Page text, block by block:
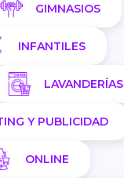
GIMNASIOS
INFANTILES
LAVANDERÍAS
Y PUBLICIDAD
ONLINE